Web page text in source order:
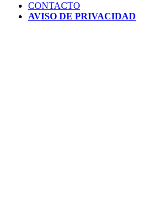
CONTACTO
AVISO DE PRIVACIDAD